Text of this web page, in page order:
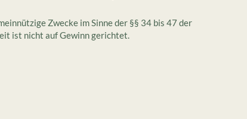
Zwecke im Sinne der §§ 34 bis 47 der
ist nicht auf Gewinn gerichtet.